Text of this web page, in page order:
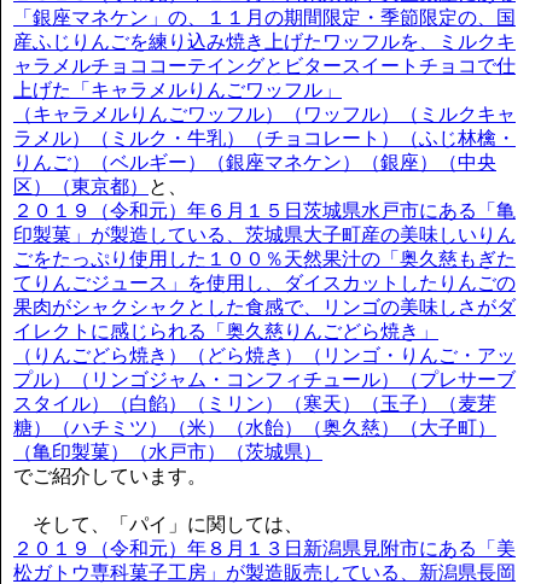
「銀座マネケン」の、１１月の期間限定・季節限定の、国
産ふじりんごを練り込み焼き上げたワッフルを、ミルクキ
ャラメルチョココーテイングとビタースイートチョコで仕
上げた「キャラメルりんごワッフル」
（キャラメルりんごワッフル）（ワッフル）（ミルクキャ
ラメル）（ミルク・牛乳）（チョコレート）（ふじ林檎・
りんご）（ベルギー）（銀座マネケン）（銀座）（中央
区）（東京都）
と、
２０１９（令和元）年６月１５日茨城県水戸市にある「亀
印製菓」が製造している、茨城県大子町産の美味しいりん
ごをたっぷり使用した１００％天然果汁の「奥久慈もぎた
てりんごジュース」を使用し、ダイスカットしたりんごの
果肉がシャクシャクとした食感で、リンゴの美味しさがダ
イレクトに感じられる「奥久慈りんごどら焼き」
（りんごどら焼き）（どら焼き）（リンゴ・りんご・アッ
プル）（リンゴジャム・コンフィチュール）（プレサーブ
スタイル）（白餡）（ミリン）（寒天）（玉子）（麦芽
糖）（ハチミツ）（米）（水飴）（奥久慈）（大子町）
（亀印製菓）（水戸市）（茨城県）
でご紹介しています。
そして、「パイ」に関しては、
２０１９（令和元）年８月１３日新潟県見附市にある「美
松ガトウ専科菓子工房」が製造販売している、新潟県長岡